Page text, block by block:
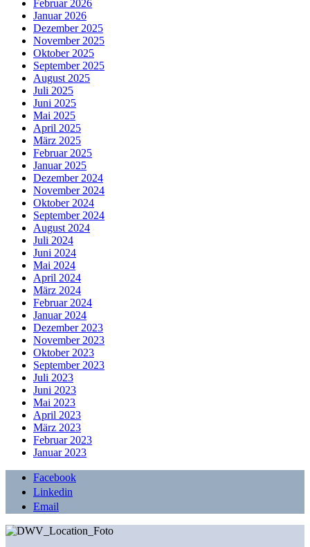
Februar 2026
Januar 2026
Dezember 2025
November 2025
Oktober 2025
September 2025
August 2025
Juli 2025
Juni 2025
Mai 2025
April 2025
März 2025
Februar 2025
Januar 2025
Dezember 2024
November 2024
Oktober 2024
September 2024
August 2024
Juli 2024
Juni 2024
Mai 2024
April 2024
März 2024
Februar 2024
Januar 2024
Dezember 2023
November 2023
Oktober 2023
September 2023
Juli 2023
Juni 2023
Mai 2023
April 2023
März 2023
Februar 2023
Januar 2023
Facebook
Linkedin
Email